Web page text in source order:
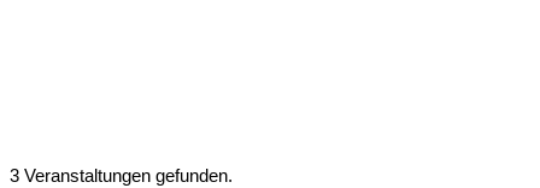
3 Veranstaltungen gefunden.